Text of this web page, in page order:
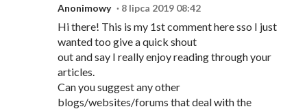
Anonimowy 8 lipca 2019 08:42
Hi there! This is my 1st comment here sso I just
wanted too give a quick shout
out and say I really enjoy reading through your
articles.
Can you suggest any other
blogs/websites/forums that deal with the